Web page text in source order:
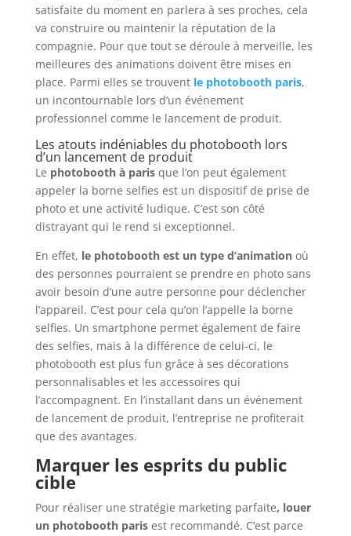
satisfaite du moment en parlera à ses proches, cela
va construire ou maintenir la réputation de la
compagnie. Pour que tout se déroule à merveille, les
meilleures des animations doivent être mises en
place. Parmi elles se trouvent le photobooth paris,
un incontournable lors d’un événement
professionnel comme le lancement de produit.
Les atouts indéniables du photobooth lors
d’un lancement de produit
Le photobooth à parisque l’on peut également
appeler la borne selfies est un dispositif de prise de
photo et une activité ludique. C’est son côté
distrayant qui le rend si exceptionnel.
En effet, le photobooth est un type d’animationoù
des personnes pourraient se prendre en photo sans
avoir besoin d’une autre personne pour déclencher
l’appareil. C’est pour cela qu’on l’appelle la borne
selfies. Un smartphone permet également de faire
des selfies, mais à la différence de celui-ci, le
photobooth est plus fun grâce à ses décorations
personnalisables et les accessoires qui
l’accompagnent. En l’installant dans un événement
de lancement de produit, l’entreprise ne profiterait
que des avantages.
Marquer les esprits du public
cible
Pour réaliser une stratégie marketing parfaite, louer
un photobooth paris est recommandé. C’est parce